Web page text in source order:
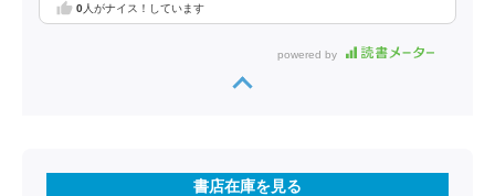
0人がナイス！しています
powered by
書店在庫を見る